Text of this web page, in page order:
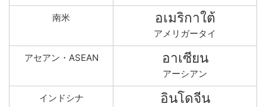
南米 อเมริกาใต้
アメリガータイ
アセアン・ASEAN อาเซียน
アーシアン
インドシナ อินโดจีน